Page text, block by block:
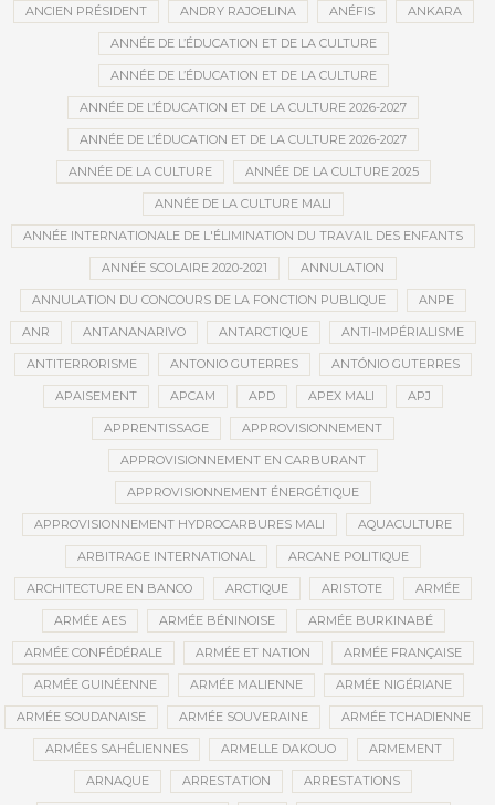
ANCIEN PRÉSIDENT ANDRY RAJOELINA ANÉFIS ANKARA
ANNÉE DE L’ÉDUCATION ET DE LA CULTURE
ANNÉE DE L’ÉDUCATION ET DE LA CULTURE
ANNÉE DE L’ÉDUCATION ET DE LA CULTURE 2026-2027
ANNÉE DE L’ÉDUCATION ET DE LA CULTURE 2026-2027
ANNÉE DE LA CULTURE ANNÉE DE LA CULTURE 2025
ANNÉE DE LA CULTURE MALI
ANNÉE INTERNATIONALE DE L'ÉLIMINATION DU TRAVAIL DES ENFANTS
ANNÉE SCOLAIRE 2020-2021 ANNULATION
ANNULATION DU CONCOURS DE LA FONCTION PUBLIQUE ANPE
ANR ANTANANARIVO ANTARCTIQUE ANTI-IMPÉRIALISME
ANTITERRORISME ANTONIO GUTERRES ANTÓNIO GUTERRES
APAISEMENT APCAM APD APEX MALI APJ
APPRENTISSAGE APPROVISIONNEMENT
APPROVISIONNEMENT EN CARBURANT
APPROVISIONNEMENT ÉNERGÉTIQUE
APPROVISIONNEMENT HYDROCARBURES MALI AQUACULTURE
ARBITRAGE INTERNATIONAL ARCANE POLITIQUE
ARCHITECTURE EN BANCO ARCTIQUE ARISTOTE ARMÉE
ARMÉE AES ARMÉE BÉNINOISE ARMÉE BURKINABÉ
ARMÉE CONFÉDÉRALE ARMÉE ET NATION ARMÉE FRANÇAISE
ARMÉE GUINÉENNE ARMÉE MALIENNE ARMÉE NIGÉRIANE
ARMÉE SOUDANAISE ARMÉE SOUVERAINE ARMÉE TCHADIENNE
ARMÉES SAHÉLIENNES ARMELLE DAKOUO ARMEMENT
ARNAQUE ARRESTATION ARRESTATIONS